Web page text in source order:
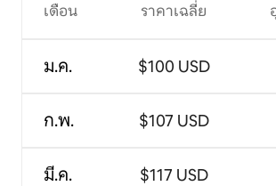
เดือน
ม.ค.
ก.พ.
มี.ค.
ราคาเฉลี่ย
$100 USD
$107 USD
$117 USD